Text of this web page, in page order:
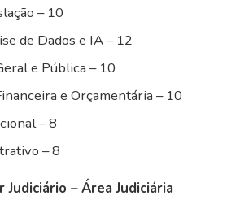
– 10
de Dados e IA – 12
e Pública – 10
e Orçamentária – 10
– 8
– 8
– Área Judiciária